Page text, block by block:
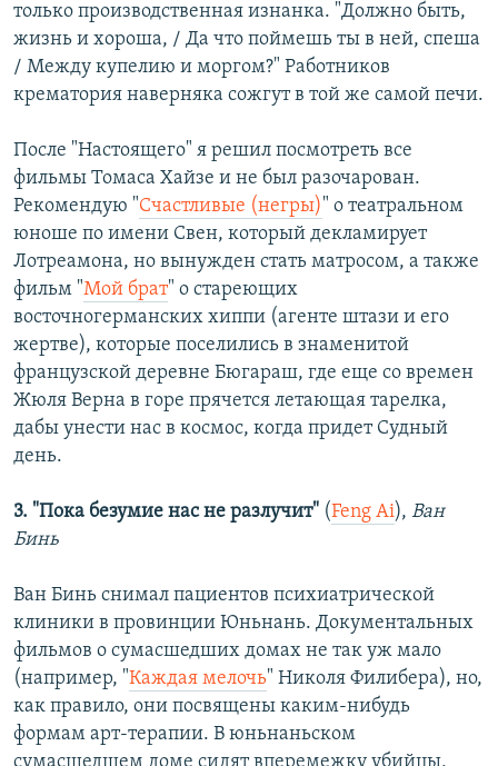
только производственная изнанка. "Должно быть,
жизнь и хороша, / Да что поймешь ты в ней, спеша
/ Между купелию и моргом?" Работников
крематория наверняка сожгут в той же самой печи.
После "Настоящего" я решил посмотреть все
фильмы Томаса Хайзе и не был разочарован.
Рекомендую "Счастливые (негры)" о театральном
юноше по имени Свен, который декламирует
Лотреамона, но вынужден стать матросом, а также
фильм "Мой брат" о стареющих
восточногерманских хиппи (агенте штази и его
жертве), которые поселились в знаменитой
французской деревне Бюгараш, где еще со времен
Жюля Верна в горе прячется летающая тарелка,
дабы унести нас в космос, когда придет Судный
день.
3. "Пока безумие нас не разлучит" (Feng Ai), Ван
Бинь
Ван Бинь снимал пациентов психиатрической
клиники в провинции Юньнань. Документальных
фильмов о сумасшедших домах не так уж мало
(например, "Каждая мелочь" Николя Филибера), но,
как правило, они посвящены каким-нибудь
формам арт-терапии. В юньнаньском